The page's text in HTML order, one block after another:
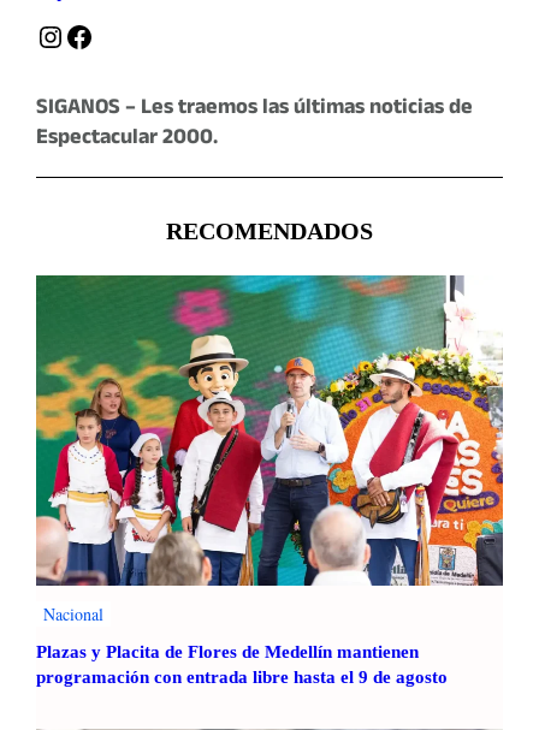
Instagram Facebook
SIGANOS – Les traemos las últimas noticias de
Espectacular 2000.
RECOMENDADOS
Nacional
Plazas y Placita de Flores de Medellín mantienen
programación con entrada libre hasta el 9 de agosto